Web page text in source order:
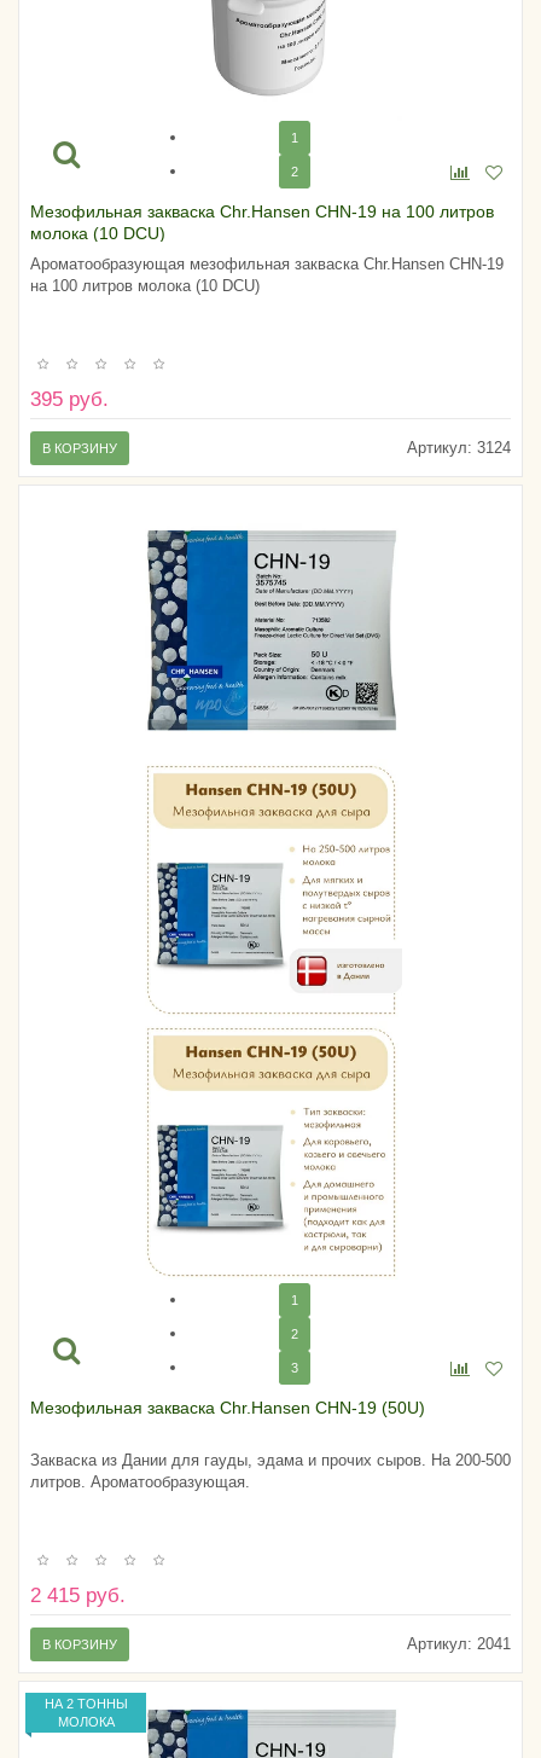
1
2
Мезофильная закваска Chr.Hansen CHN-19 на 100 литров
молока (10 DCU)
Ароматообразующая мезофильная закваска Chr.Hansen CHN-19
на 100 литров молока (10 DCU)
395 руб.
Артикул: 3124
В КОРЗИНУ
1
2
3
Мезофильная закваска Chr.Hansen CHN-19 (50U)
Закваска из Дании для гауды, эдама и прочих сыров. На 200-500
литров. Ароматообразующая.
2 415 руб.
Артикул: 2041
В КОРЗИНУ
НА 2 ТОННЫ
МОЛОКА